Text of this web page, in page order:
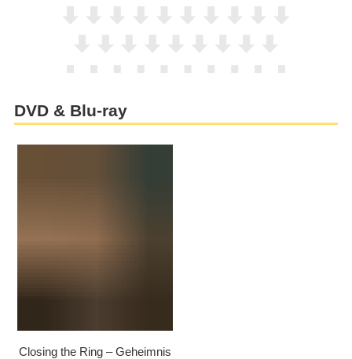
DVD & Blu-ray
Closing the Ring – Geheimnis